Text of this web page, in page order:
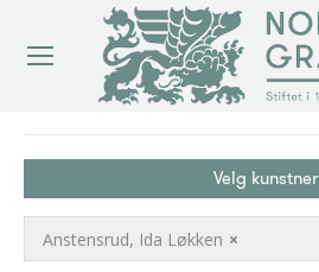
Velg kunstner
×
Anstensrud, Ida Løkken